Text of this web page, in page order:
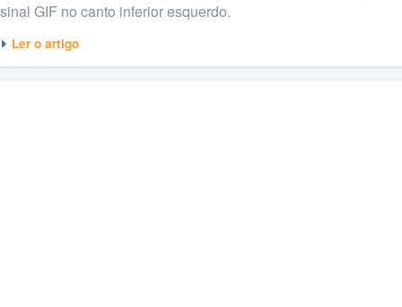
sinal GIF no canto inferior esquerdo.
Ler o artigo